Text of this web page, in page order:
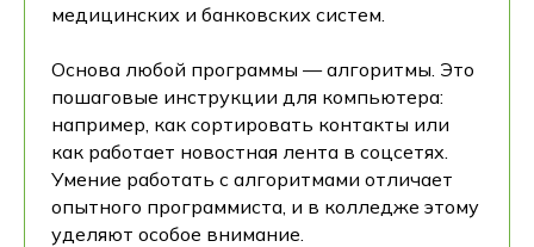
медицинских и банковских систем.
Основа любой программы — алгоритмы. Это
пошаговые инструкции для компьютера:
например, как сортировать контакты или
как работает новостная лента в соцсетях.
Умение работать с алгоритмами отличает
опытного программиста, и в колледже этому
уделяют особое внимание.